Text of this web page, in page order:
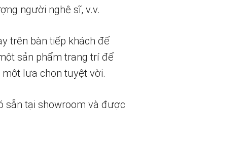
người nghệ sĩ, v.v.
trên bàn tiếp khách để
sản phẩm trang trí để
lựa chọn tuyệt vời.
sẵn tại showroom và được